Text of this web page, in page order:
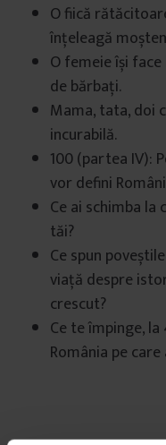
O fiică
înțeleagă
O femeie își
de bărbați.
Mama, tata, doi
incurabilă.
100 (partea IV):
vor defini
Ce ai schimba
tăi?
Ce spun
viață despre
crescut?
Ce te împinge,
România pe